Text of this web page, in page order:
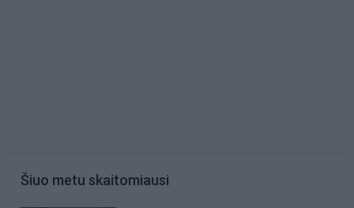
Šiuo metu skaitomiausi